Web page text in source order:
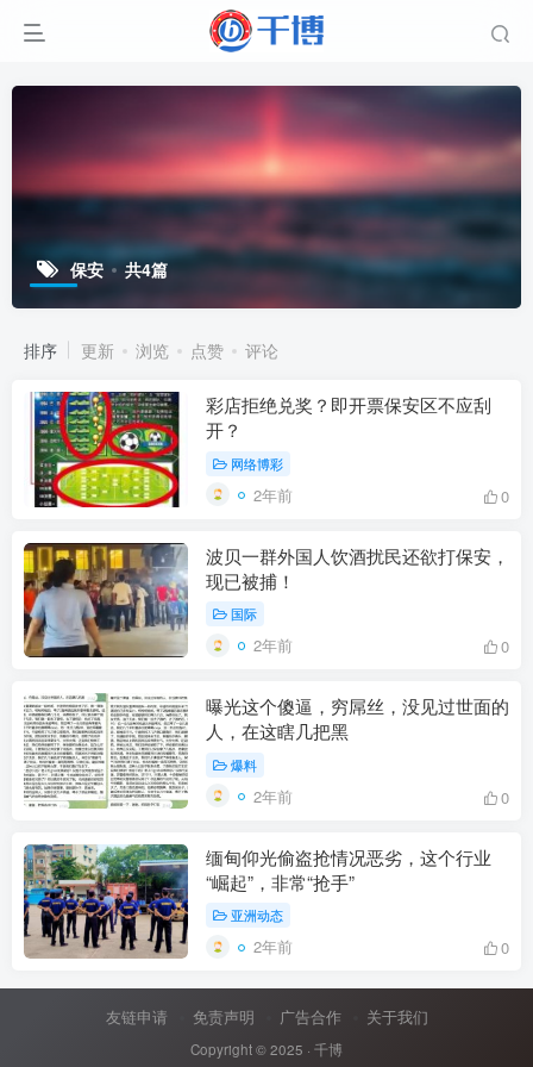
保安 共4篇
排序 更新 浏览 点赞 评论
彩店拒绝兑奖？即开票保安区不应刮
开？
网络博彩
2年前 0
波贝一群外国人饮酒扰民还欲打保安，
现已被捕！
国际
2年前 0
曝光这个傻逼，穷屌丝，没见过世面的
人，在这瞎几把黑
爆料
2年前 0
缅甸仰光偷盗抢情况恶劣，这个行业
“崛起”，非常“抢手”
亚洲动态
2年前 0
友链申请 免责声明 广告合作 关于我们
Copyright © 2025 · 千博